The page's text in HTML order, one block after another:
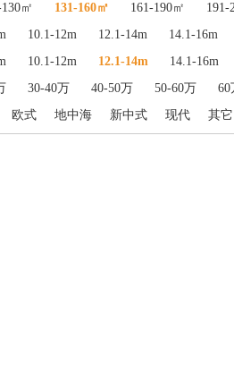
㎡ 131-160㎡ 161-190㎡ 191-
10.1-12m 12.1-14m 14.1-16m
10.1-12m 12.1-14m 14.1-16m
30-40万 40-50万 50-60万
60
欧式 地中海 新中式 现代 其它